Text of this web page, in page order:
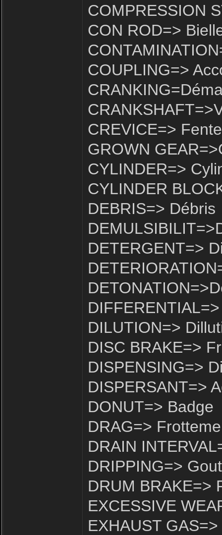
COMPRESSION
CON ROD=>
COUPLING=>
CREVICE=> Fente
GROWN
CYLINDER=>
CYLINDER
DEBRIS=> Débris
DETERGENT=>
DILUTION=>
DISC BRAKE=>
DISPENSING=>
DISPERSANT=>
DONUT=> Badge
DRAG=>
DRAIN
DRIPPING=>
DRUM BRAKE=>
EXCESSIVE
EXHAUST